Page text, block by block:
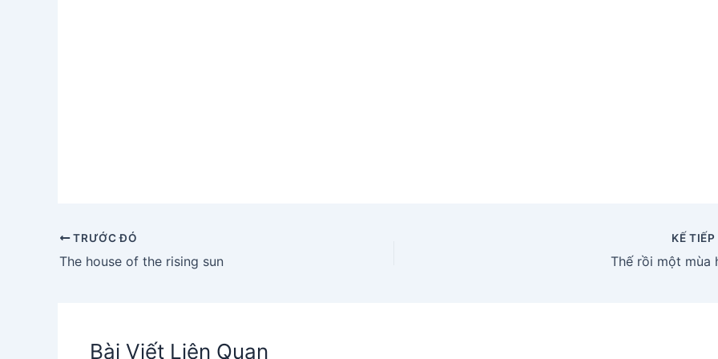
TRƯỚC ĐÓ
The house of the rising sun
KẾ TIẾP
Thế rồi một mùa
Bài Viết Liên Quan